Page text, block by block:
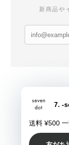
新商品や
プライバシ